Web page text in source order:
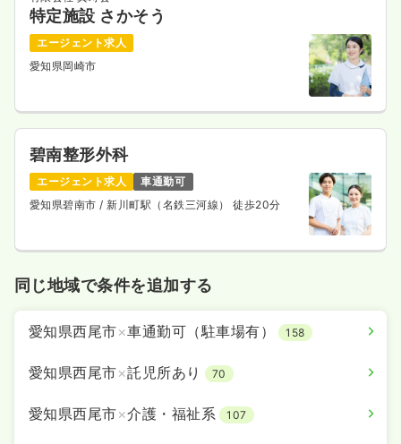
特定施設 さかそう
エージェント求人
愛知県岡崎市
碧南整形外科
エージェント求人
車通勤可
愛知県碧南市/ 新川町駅（名鉄三河線） 徒歩20分
同じ地域で条件を追加する
愛知県西尾市×車通勤可（駐車場有） 158
愛知県西尾市×託児所あり 70
愛知県西尾市×介護・福祉系 107